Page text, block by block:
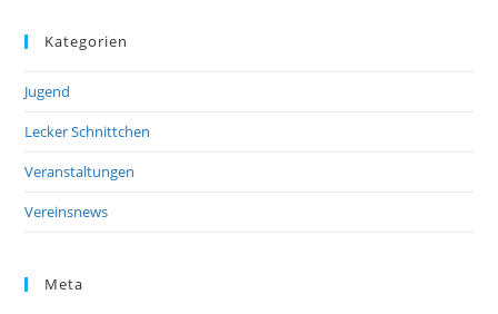
Kategorien
Jugend
Lecker Schnittchen
Veranstaltungen
Vereinsnews
Meta